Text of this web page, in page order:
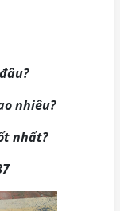
nhiêu?
nhất?